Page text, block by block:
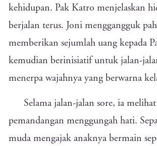
kehidupan. Pak Katro menjelaskan
berjalan terus. Joni menggangguk
memberikan sejumlah uang kepada
kemudian berinisiatif untuk jalan-
menerpa wajahnya yang berwarna
Selama jalan-jalan sore, ia melihat
pemandangan menggungah hati.
muda mengajak anaknya bermain